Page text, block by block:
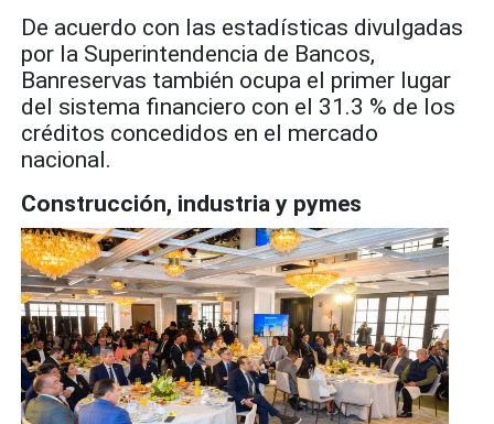
De acuerdo con las estadísticas divulgadas
por la Superintendencia de Bancos,
Banreservas también ocupa el primer lugar
del sistema financiero con el 31.3 % de los
créditos concedidos en el mercado
nacional.
Construcción, industria y pymes